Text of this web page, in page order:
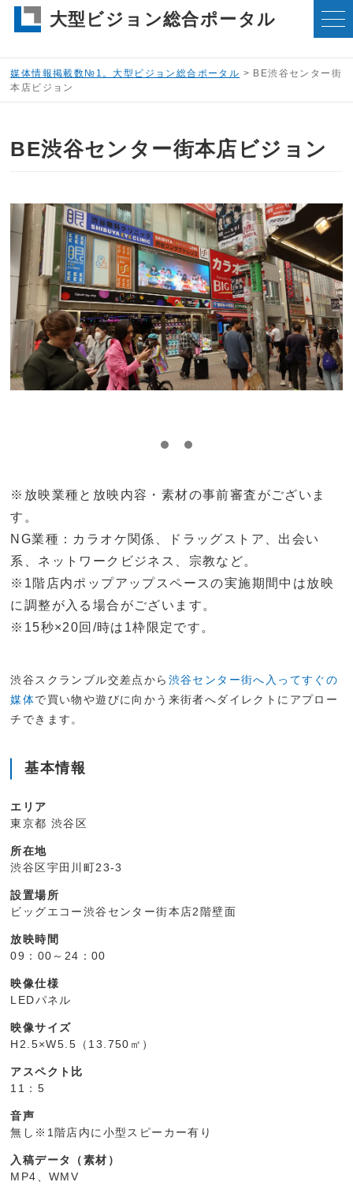
大型ビジョン総合ポータル
媒体情報掲載数№1。大型ビジョン総合ポータル > BE渋谷センター街
本店ビジョン
BE渋谷センター街本店ビジョン
渋谷スクランブル交差点から 渋谷センター街へ入ってすぐの
媒体で買い物や遊びに向かう来街者へダイレクトにアプロー
チできます。
基本情報
エリア
東京都 渋谷区
所在地
渋谷区宇田川町23-3
設置場所
ビッグエコー渋谷センター街本店2階壁面
放映時間
09：00～24：00
映像仕様
LEDパネル
映像サイズ
H2.5×W5.5（13.750㎡）
アスペクト比
11：5
音声
無し※1階店内に小型スピーカー有り
入稿データ（素材）
MP4、WMV
※放映業種と放映内容・素材の事前審査がございま
す。
NG業種：カラオケ関係、ドラッグストア、出会い
系、ネットワークビジネス、宗教など。
※1階店内ポップアップスペースの実施期間中は放映
に調整が入る場合がございます。
※15秒×20回/時は1枠限定です。